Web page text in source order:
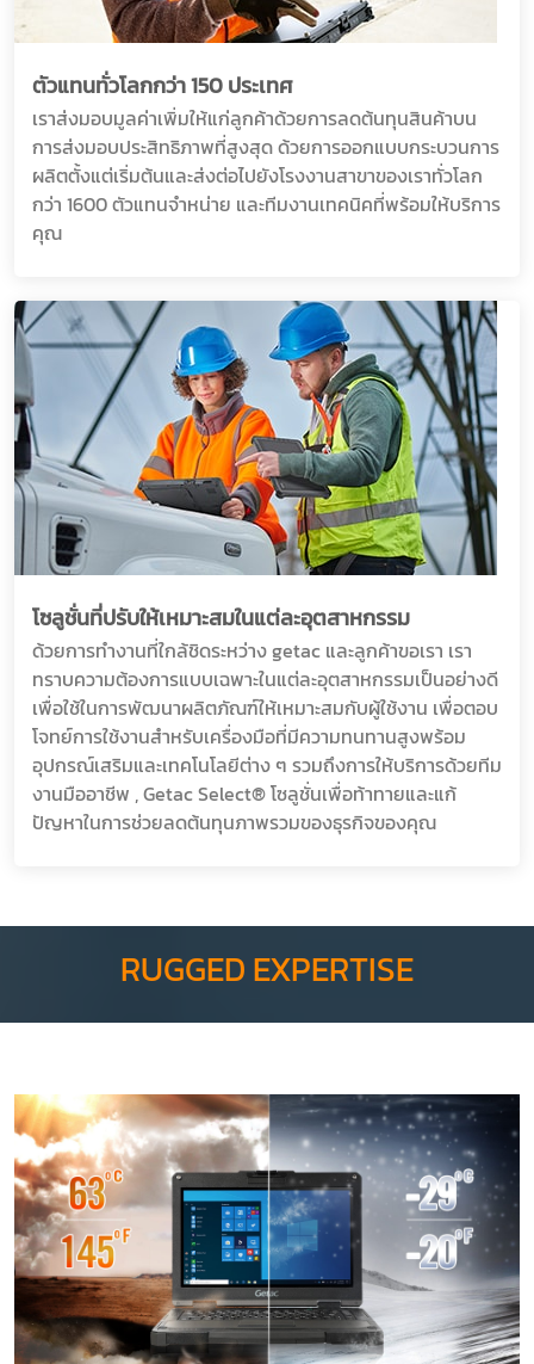
ตัวแทนทั่วโลกกว่า 150 ประเทศ
เราส่งมอบมูลค่าเพิ่มให้แก่ลูกค้าด้วยการลดต้นทุนสินค้าบน
การส่งมอบประสิทธิภาพที่สูงสุด ด้วยการออกแบบกระบวนการ
ผลิตตั้งแต่เริ่มต้นและส่งต่อไปยังโรงงานสาขาของเราทั่วโลก
กว่า 1600 ตัวแทนจำหน่าย และทีมงานเทคนิคที่พร้อมให้บริการ
คุณ
โซลูชั่นที่ปรับให้เหมาะสมในแต่ละอุตสาหกรรม
ด้วยการทำงานที่ใกล้ชิดระหว่าง getac และลูกค้าขอเรา เรา
ทราบความต้องการแบบเฉพาะในแต่ละอุตสาหกรรมเป็นอย่างดี
เพื่อใช้ในการพัฒนาผลิตภัณฑ์ให้เหมาะสมกับผู้ใช้งาน เพื่อตอบ
โจทย์การใช้งานสำหรับเครื่องมือที่มีความทนทานสูงพร้อม
อุปกรณ์เสริมและเทคโนโลยีต่าง ๆ รวมถึงการให้บริการด้วยทีม
งานมืออาชีพ , Getac Select® โซลูชั่นเพื่อท้าทายและแก้
ปัญหาในการช่วยลดต้นทุนภาพรวมของธุรกิจของคุณ
RUGGED EXPERTISE